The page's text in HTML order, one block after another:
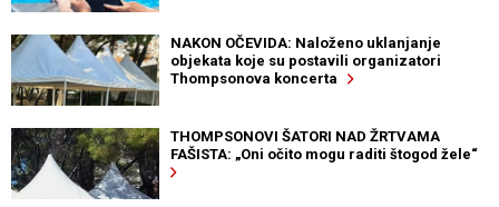
NAKON OČEVIDA: Naloženo uklanjanje
objekata koje su postavili organizatori
Thompsonova koncerta
THOMPSONOVI ŠATORI NAD ŽRTVAMA
FAŠISTA: „Oni očito mogu raditi štogod žele“